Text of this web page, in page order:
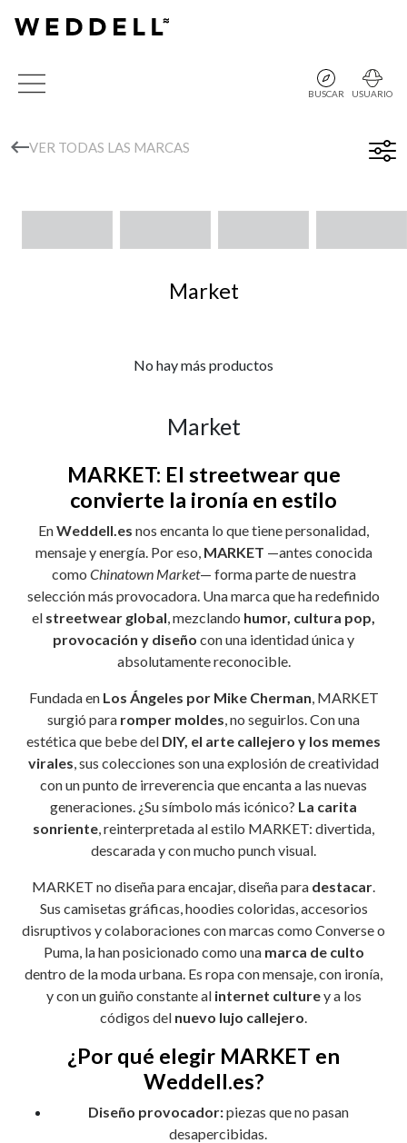
BUSCAR USUARIO
VER TODAS LAS MARCAS
Market
No hay más productos
Market
MARKET: El streetwear que
convierte la ironía en estilo
EnWeddell.es nos encanta lo que tiene personalidad,
mensaje y energía. Por eso, MARKET —antes conocida
como Chinatown Market— forma parte de nuestra
selección más provocadora. Una marca que ha redefinido
el streetwear global, mezclando humor, cultura pop,
provocación y diseño con una identidad única y
absolutamente reconocible.
Fundada en Los Ángeles por Mike Cherman, MARKET
surgió para romper moldes, no seguirlos. Con una
estética que bebe del DIY, el arte callejero y los memes
virales, sus colecciones son una explosión de creatividad
con un punto de irreverencia que encanta a las nuevas
generaciones. ¿Su símbolo más icónico? La carita
sonriente, reinterpretada al estilo MARKET: divertida,
descarada y con mucho punch visual.
MARKET no diseña para encajar, diseña para destacar.
Sus camisetas gráficas, hoodies coloridas, accesorios
disruptivos y colaboraciones con marcas como Converse o
Puma, la han posicionado como una marca de culto
dentro de la moda urbana. Es ropa con mensaje, con ironía,
y con un guiño constante al internet culturey a los
códigos del nuevo lujo callejero.
¿Por qué elegir MARKET en
Weddell.es?
Diseño provocador:piezas que no pasan
desapercibidas.